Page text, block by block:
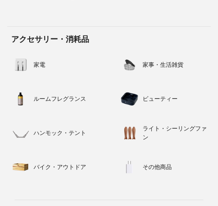
アクセサリー・消耗品
家電 家事・生活雑貨
ルームフレグランス ビューティー
ハンモック・テント
ライト・シーリングファ
ン
バイク・アウトドア その他商品